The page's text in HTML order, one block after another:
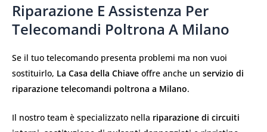
Riparazione E Assistenza Per
Telecomandi Poltrona A Milano
Se il tuo telecomando presenta problemi ma non vuoi
sostituirlo, La Casa della Chiave offre anche un servizio di
riparazione telecomandi poltrona a Milano.
Il nostro team è specializzato nella riparazione di circuiti